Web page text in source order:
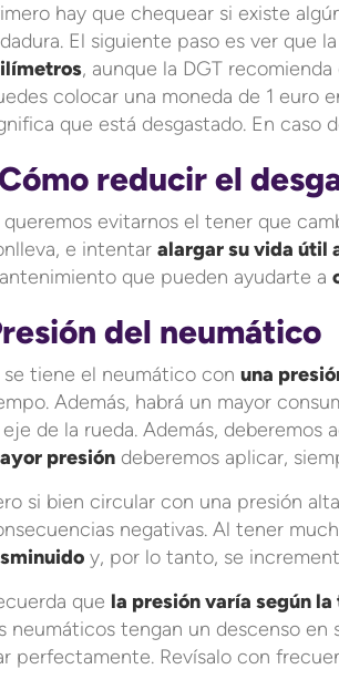
hay que chequear si existe
El siguiente paso es ver que la
, aunque la DGT
colocar una moneda de 1 euro
que está desgastado. En caso
reducir el
queremos evitarnos el tener que
e intentar alargar su vida útil
que pueden ayudarte a
del neumático
se tiene el neumático con una
Además, habrá un mayor
de la rueda. Además, deberemos
presión deberemos aplicar,
si bien circular con una presión
negativas. Al tener
y, por lo tanto, se
que la presión varía según
neumáticos tengan un descenso en
perfectamente. Revísalo con